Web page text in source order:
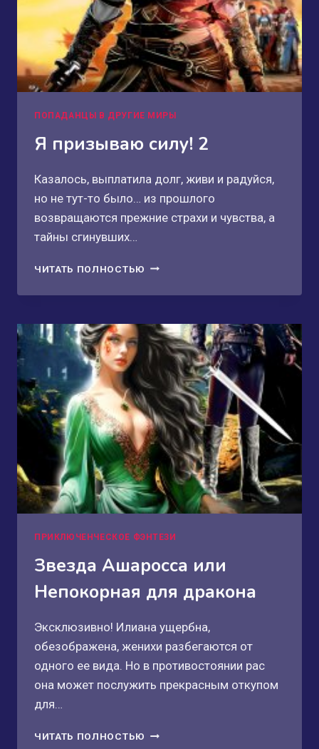
ПОПАДАНЦЫ В ДРУГИЕ МИРЫ
Я призываю силу! 2
Казалось, выплатила долг, живи и радуйся,
но не тут-то было… из прошлого
возвращаются прежние страхи и чувства, а
тайны сгинувших…
ЧИТАТЬ ПОЛНОСТЬЮ Я
СИЛУ!
ПРИКЛЮЧЕНЧЕСКОЕ ФЭНТЕЗИ
Звезда Ашаросса или
Непокорная для дракона
Эксклюзивно! Илиана ущербна,
обезображена, женихи разбегаются от
одного ее вида. Но в противостоянии рас
она может послужить прекрасным откупом
для…
ЧИТАТЬ ПОЛНОСТЬЮ ЗВЕЗДА